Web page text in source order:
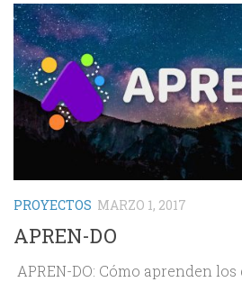
PROYECTOS MARZO 1, 2017
APREN-DO
APREN-DO: Cómo aprenden los